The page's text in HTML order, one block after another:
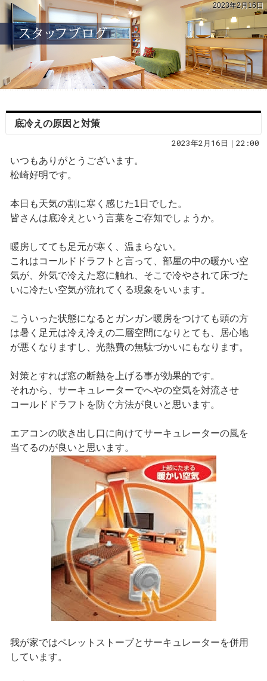
2023年2月16日
底冷えの原因と対策
2023年2月16日｜22:00
いつもありがとうございます。
松崎好明です。
本日も天気の割に寒く感じた1日でした。
皆さんは底冷えという言葉をご存知でしょうか。
暖房してても足元が寒く、温まらない。
これはコールドドラフトと言って、部屋の中の暖かい空
気が、外気で冷えた窓に触れ、そこで冷やされて床づた
いに冷たい空気が流れてくる現象をいいます。
こういった状態になるとガンガン暖房をつけても頭の方
は暑く足元は冷え冷えの二層空間になりとても、居心地
が悪くなりますし、光熱費の無駄づかいにもなります。
対策とすれば窓の断熱を上げる事が効果的です。
それから、サーキュレーターでへやの空気を対流させ
コールドドラフトを防ぐ方法が良いと思います。
エアコンの吹き出し口に向けてサーキュレーターの風を
当てるのが良いと思います。
我が家ではペレットストーブとサーキュレーターを併用
しています。